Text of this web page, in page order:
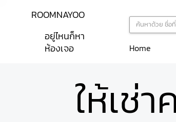
Home
ROOMNAYOO
อยู่ไหนก็หา
ห้องเจอ
ให้เช่